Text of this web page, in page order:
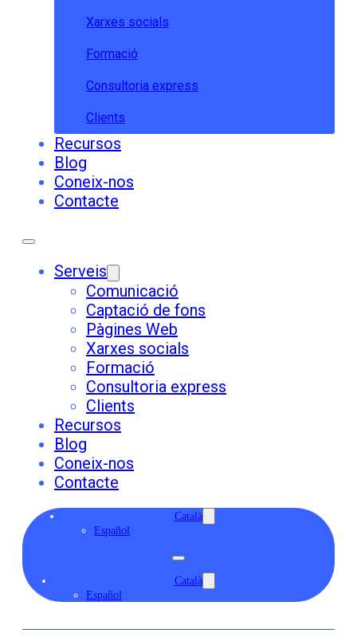
Xarxes socials
Formació
Consultoria express
Clients
Recursos
Blog
Coneix-nos
Contacte
Serveis
Comunicació
Captació de fons
Pàgines Web
Xarxes socials
Formació
Consultoria express
Clients
Recursos
Blog
Coneix-nos
Contacte
Català
Español
Català
Español